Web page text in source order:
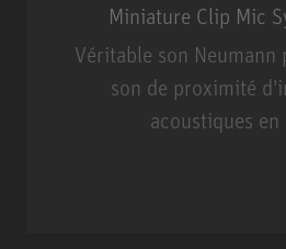
Miniature Clip Mic
Véritable son Neumann
son de proximité
acoustiques